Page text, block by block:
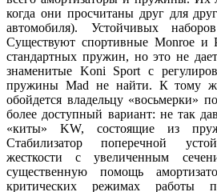
когда они просчитаны друг для
автомобиля). Устойчивых
Существуют спортивные Monroe и
стандартных пружин, но это не
знаменитые Koni Sport с
пружины Mad не найти. К тому
обойдется владельцу «восьмерки»
более доступный вариант: не так
«киты» KW, состоящие из
Стабилизатор поперечной
жесткости с увеличенным
существенную помощь
критических режимах работы